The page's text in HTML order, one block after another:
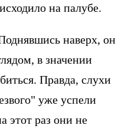
на палубе.
наверх, он
в значении
Правда, слухи
уже успели
этот раз они не